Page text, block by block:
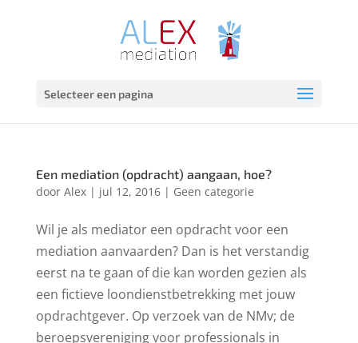
Selecteer een pagina
Een mediation (opdracht) aangaan, hoe?
door Alex| jul 12, 2016| Geen categorie
Wil je als mediator een opdracht voor een
mediation aanvaarden? Dan is het verstandig
eerst na te gaan of die kan worden gezien als
een fictieve loondienstbetrekking met jouw
opdrachtgever. Op verzoek van de NMv; de
beroepsvereniging voor professionals in